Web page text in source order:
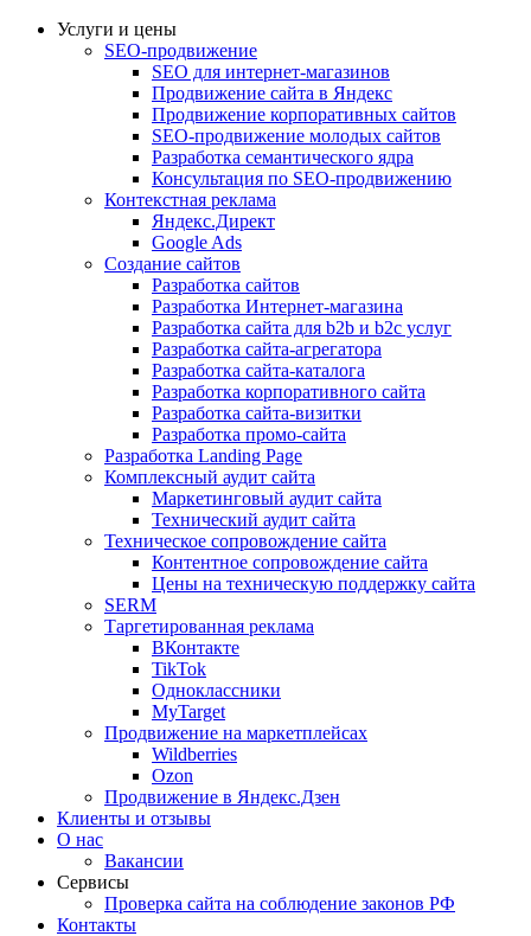
Услуги и цены
SEO-продвижение
SEO для интернет-магазинов
Продвижение сайта в Яндекс
Продвижение корпоративных сайтов
SEO-продвижение молодых сайтов
Разработка семантического ядра
Консультация по SEO-продвижению
Контекстная реклама
Яндекс.Директ
Google Ads
Создание сайтов
Разработка сайтов
Разработка Интернет-магазина
Разработка сайта для b2b и b2c услуг
Разработка сайта-агрегатора
Разработка сайта-каталога
Разработка корпоративного сайта
Разработка сайта-визитки
Разработка промо-сайта
Разработка Landing Page
Комплексный аудит сайта
Маркетинговый аудит сайта
Технический аудит сайта
Техническое сопровождение сайта
Контентное сопровождение сайта
Цены на техническую поддержку сайта
SERM
Таргетированная реклама
ВКонтакте
TikTok
Одноклассники
MyTarget
Продвижение на маркетплейсах
Wildberries
Ozon
Продвижение в Яндекс.Дзен
Клиенты и отзывы
О нас
Вакансии
Сервисы
Проверка сайта на соблюдение законов РФ
Контакты